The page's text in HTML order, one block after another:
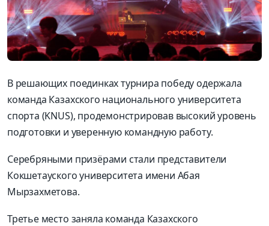
В решающих поединках турнира победу одержала
команда Казахского национального университета
спорта (KNUS), продемонстрировав высокий уровень
подготовки и уверенную командную работу.
Серебряными призёрами стали представители
Кокшетаускогоуниверситета имени Абая
Мырзахметова.
Третье место заняла команда Казахского